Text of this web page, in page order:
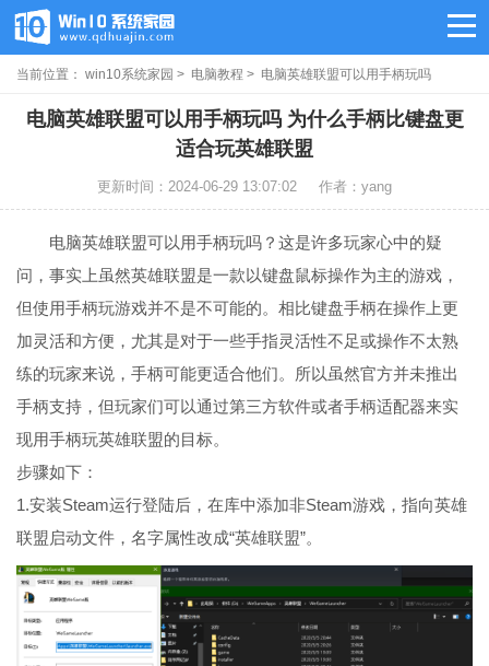
当前位置： win10系统家园 > 电脑教程 > 电脑英雄联盟可以用手柄玩吗
电脑英雄联盟可以用手柄玩吗 为什么手柄比键盘更
适合玩英雄联盟
更新时间：2024-06-29 13:07:02 作者：yang
电脑英雄联盟可以用手柄玩吗？这是许多玩家心中的疑
问，事实上虽然英雄联盟是一款以键盘鼠标操作为主的游戏，
但使用手柄玩游戏并不是不可能的。相比键盘手柄在操作上更
加灵活和方便，尤其是对于一些手指灵活性不足或操作不太熟
练的玩家来说，手柄可能更适合他们。所以虽然官方并未推出
手柄支持，但玩家们可以通过第三方软件或者手柄适配器来实
现用手柄玩英雄联盟的目标。
步骤如下：
1.安装Steam运行登陆后，在库中添加非Steam游戏，指向英雄
联盟启动文件，名字属性改成“英雄联盟”。